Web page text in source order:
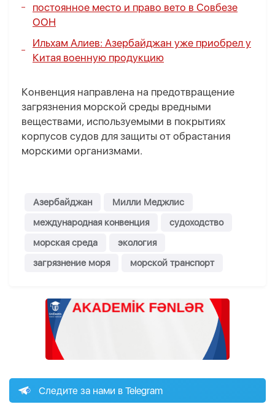
постоянное место и право вето в Совбезе
ООН
Ильхам Алиев: Азербайджан уже приобрел у
Китая военную продукцию
Конвенция направлена на предотвращение
загрязнения морской среды вредными
веществами, используемыми в покрытиях
корпусов судов для защиты от обрастания
морскими организмами.
Азербайджан
Милли Меджлис
международная конвенция
судоходство
морская среда
экология
загрязнение моря
морской транспорт
Следите за нами в Telegram